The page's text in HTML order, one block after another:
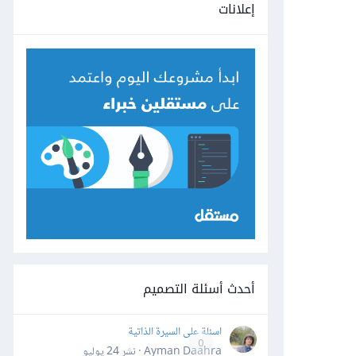
إعلانات
أحدث أسئلة التصميم
0
اسئلة على السيرة الذاتية
Ayman Daahra · نشر
24 يوليو